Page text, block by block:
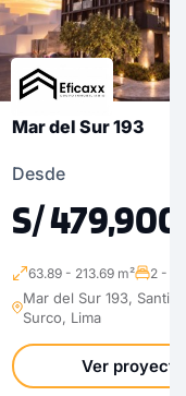
Mar del Sur 193
Desde
S/ 479,900
63.89 - 213.69 m² 2 - 3
Mar del Sur 193,
Surco, Lima
Ver proyecto